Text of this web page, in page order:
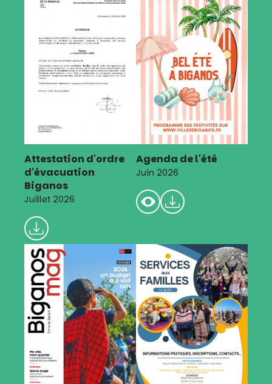
Attestation d'ordre
d'évacuation
Biganos
Juillet 2026
Agenda de l'été
Juin 2026